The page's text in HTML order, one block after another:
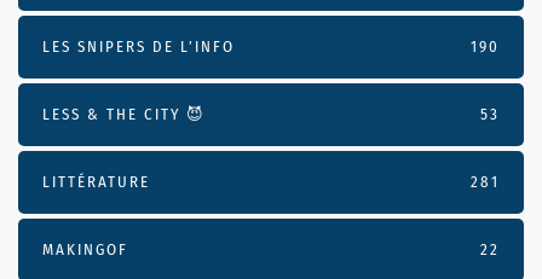
LES SNIPERS DE L’INFO 190
LESS & THE CITY 😈 53
LITTÉRATURE 281
MAKINGOF 22